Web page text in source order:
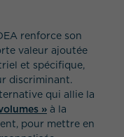
renforce son
valeur ajoutée
et spécifique,
discriminant.
qui allie la
»à la
pour mettre en